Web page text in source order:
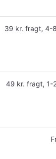
39 kr. fragt, 4-
49 kr. fragt, 1-